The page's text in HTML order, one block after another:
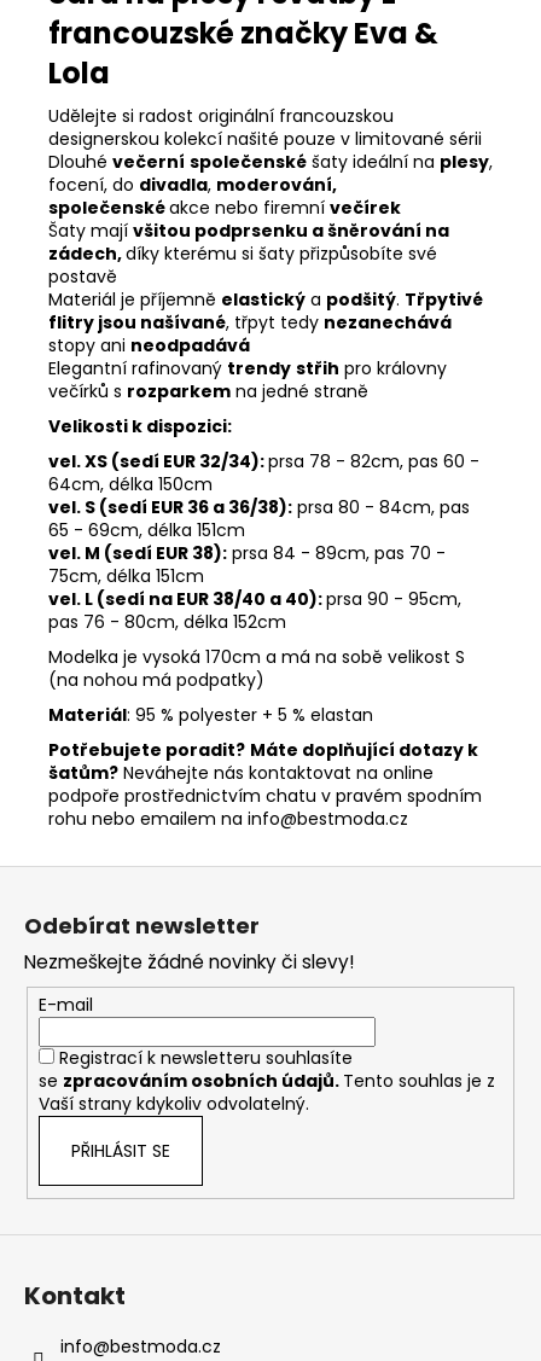
francouzské značky Eva &
Lola
Udělejte si radost originální francouzskou
designerskou kolekcí našité pouze v limitované sérii
Dlouhé večerní společenské šaty ideální na plesy,
focení, do divadla, moderování,
společenskéakce nebo firemní večírek
Šaty mají všitou podprsenku a šněrování na
zádech,díky kterému si šaty přizpůsobíte své
postavě
Materiál je příjemně elastický a podšitý. Třpytivé
flitry jsou našívané, třpyt tedy nezanechává
stopy ani neodpadává
Elegantní rafinovaný trendy střih pro královny
večírků s rozparkem na jedné straně
Velikosti k dispozici:
vel. XS (sedí EUR 32/34):prsa 78 - 82cm, pas 60 -
64cm, délka 150cm
vel. S (sedí EUR 36 a 36/38): prsa 80 - 84cm, pas
65 - 69cm, délka 151cm
vel. M (sedí EUR 38): prsa 84 - 89cm, pas 70 -
75cm, délka 151cm
vel. L (sedí na EUR 38/40 a 40):prsa 90 - 95cm,
pas 76 - 80cm, délka 152cm
Modelka je vysoká 170cm a má na sobě velikost S
(na nohou má podpatky)
Materiál: 95 % polyester + 5 % elastan
Potřebujete poradit? Máte doplňující dotazy k
šatům? Neváhejte nás kontaktovat na online
podpoře prostřednictvím chatu v pravém spodním
rohu nebo emailem na info@bestmoda.cz
Odebírat newsletter
Nezmeškejte žádné novinky či slevy!
E-mail
Registrací k newsletteru souhlasíte
se zpracováním osobních údajů. Tento souhlas je z
Vaší strany kdykoliv odvolatelný.
PŘIHLÁSIT SE
Kontakt
info@bestmoda.cz